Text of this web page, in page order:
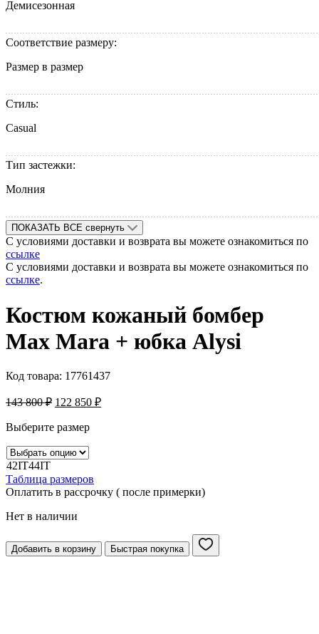
Демисезонная
Соответствие размеру:
Размер в размер
Стиль:
Casual
Тип застежки:
Молния
ПОКАЗАТЬ ВСЕ свернуть
С условиями доставки и возврата вы можете ознакомиться по
ссылке
С условиями доставки и возврата вы можете ознакомиться по
ссылке.
Костюм кожаный бомбер
Max Mara + юбка Alysi
Код товара: 17761437
143 800₽ 122 850 ₽
Выберите размер
42IT44IT
Таблица размеров
Оплатить в рассрочку ( после примерки)
Нет в наличии
Добавить в корзину Быстрая покупка